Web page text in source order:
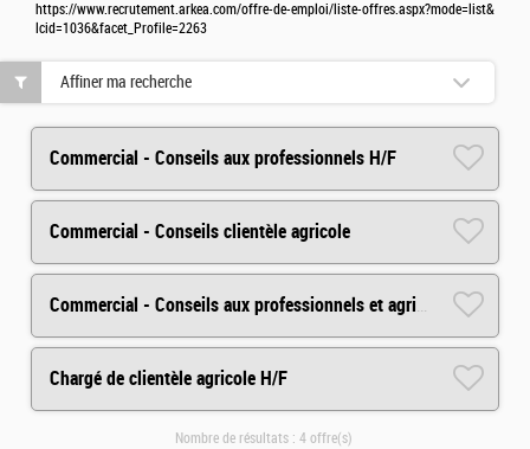
https://www.recrutement.arkea.com/offre-de-emploi/liste-offres.aspx?mode=list&
lcid=1036&facet_Profile=2263
Commercial - Conseils aux professionnels H/F
Commercial - Conseils clientèle agricole
Commercial - Conseils aux professionnels et agricole/viticole
Chargé de clientèle agricole H/F
Affiner ma recherche
Nombre de résultats : 4 offre(s)